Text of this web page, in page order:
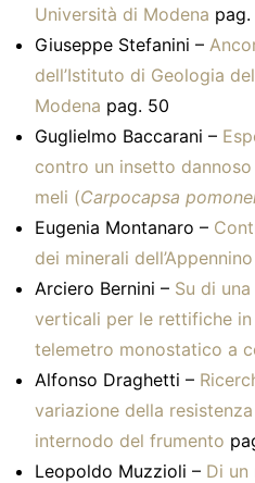
Università di Modena
Giuseppe Stefanini –
dell’Istituto di Geologia
Modena pag. 50
Guglielmo Baccarani –
contro un insetto
meli (Carpocapsa
Eugenia Montanaro –
dei minerali
Arciero Bernini – Su di
verticali per le rettifiche
telemetro monostatico a
Alfonso Draghetti –
variazione della
internodo del frumento
Leopoldo Muzzioli – Di